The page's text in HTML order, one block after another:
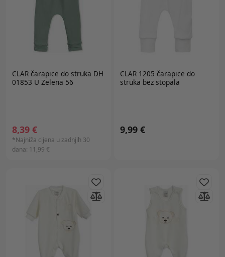
CLAR čarapice do struka DH
01853 U Zelena 56
8,39 €
*Najniža cijena u zadnjih 30
dana: 11,99 €
CLAR 1205 čarapice do
struka bez stopala
9,99 €